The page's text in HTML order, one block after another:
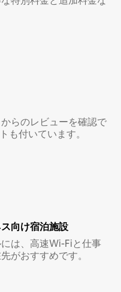
らのレビューを確認で
も付いています。
向⁠け宿⁠泊⁠施⁠設
は、高速Wi-Fiと仕事
がおすすめです。